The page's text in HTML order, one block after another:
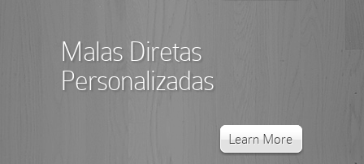
Malas Diretas
Personalizadas
Learn More